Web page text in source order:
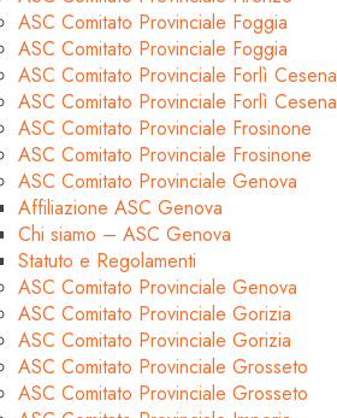
ASC Comitato Provinciale Foggia
ASC Comitato Provinciale Foggia
ASC Comitato Provinciale Forlì Cesena
ASC Comitato Provinciale Forlì Cesena
ASC Comitato Provinciale Frosinone
ASC Comitato Provinciale Frosinone
ASC Comitato Provinciale Genova
Affiliazione ASC Genova
Chi siamo – ASC Genova
Statuto e Regolamenti
ASC Comitato Provinciale Genova
ASC Comitato Provinciale Gorizia
ASC Comitato Provinciale Gorizia
ASC Comitato Provinciale Grosseto
ASC Comitato Provinciale Grosseto